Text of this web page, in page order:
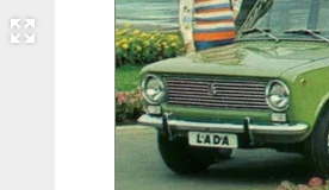
Развернуть на весь экран
Фото:
Дмитрий
Лебедев,
Коммерсантъ